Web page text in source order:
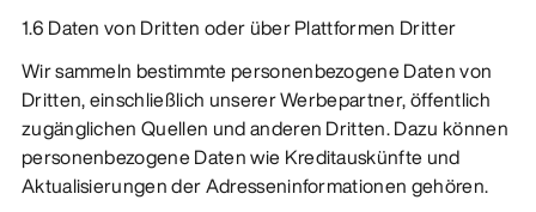
1.6 Daten von Dritten oder über Plattformen Dritter
Wir sammeln bestimmte personenbezogene Daten von
Dritten, einschließlich unserer Werbepartner, öffentlich
zugänglichen Quellen und anderen Dritten. Dazu können
personenbezogene Daten wie Kreditauskünfte und
Aktualisierungen der Adresseninformationen gehören.